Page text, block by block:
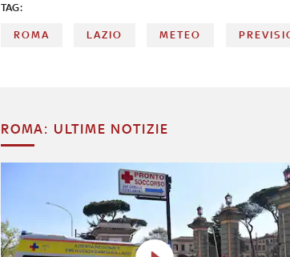
TAG:
ROMA LAZIO METEO
ROMA: ULTIME NOTIZIE